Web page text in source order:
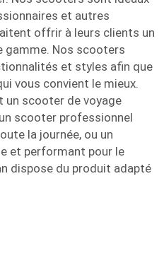
et autres
offrir à leurs clients un
gamme. Nos scooters
et styles afin que
vous convient le mieux.
un scooter de voyage
scooter professionnel
la journée, ou un
et performant pour le
dispose du produit adapté